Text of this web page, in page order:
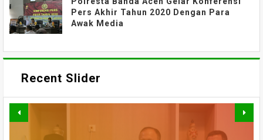
Pers Akhir Tahun 2020 Dengan Para
Awak Media
Recent Slider
PERKUAT AKSES DAN
TAK HANYA BANGUN JALAN,